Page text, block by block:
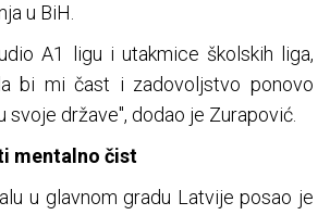
u BiH.
A1 ligu i utakmice školskih liga,
bi mi čast i zadovoljstvo ponovo
svoje države", dodao je Zurapović.
mentalno čist
u glavnom gradu Latvije posao je